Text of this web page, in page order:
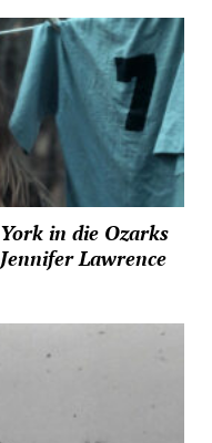
in die Ozarks
Lawrence